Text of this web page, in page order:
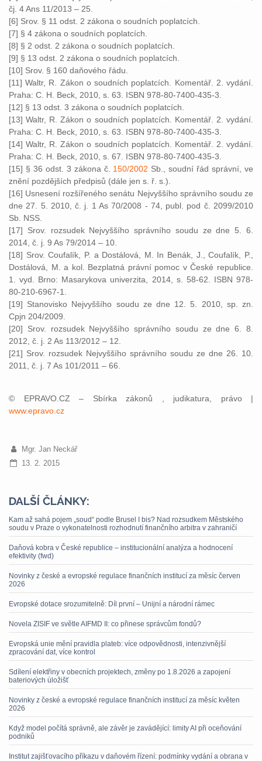
čj. 4 Ans 11/2013 – 25.
[6] Srov. § 11 odst. 2 zákona o soudních poplatcích.
[7] § 4 zákona o soudních poplatcích.
[8] § 2 odst. 2 zákona o soudních poplatcích.
[9] § 13 odst. 2 zákona o soudních poplatcích.
[10] Srov. § 160 daňového řádu.
[11] Waltr, R. Zákon o soudních poplatcích. Komentář. 2. vydání.
Praha: C. H. Beck, 2010, s. 63. ISBN 978-80-7400-435-3.
[12] § 13 odst. 3 zákona o soudních poplatcích.
[13] Waltr, R. Zákon o soudních poplatcích. Komentář. 2. vydání.
Praha: C. H. Beck, 2010, s. 63. ISBN 978-80-7400-435-3.
[14] Waltr, R. Zákon o soudních poplatcích. Komentář. 2. vydání.
Praha: C. H. Beck, 2010, s. 67. ISBN 978-80-7400-435-3.
[15] § 36 odst. 3 zákona č. 150/2002 Sb., soudní řád správní, ve
znění pozdějších předpisů (dále jen s. ř. s.).
[16] Usnesení rozšířeného senátu Nejvyššího správního soudu ze
dne 27. 5. 2010, č. j. 1 As 70/2008 - 74, publ. pod č. 2099/2010
Sb. NSS.
[17] Srov. rozsudek Nejvyššího správního soudu ze dne 5. 6.
2014, č. j. 9 As 79/2014 – 10.
[18] Srov. Coufalík, P. a Dostálová, M. In Benák, J., Coufalík, P.,
Dostálová, M. a kol. Bezplatná právní pomoc v České republice.
1. vyd. Brno: Masarykova univerzita, 2014, s. 58-62. ISBN 978-
80-210-6967-1.
[19] Stanovisko Nejvyššího soudu ze dne 12. 5. 2010, sp. zn.
Cpjn 204/2009.
[20] Srov. rozsudek Nejvyššího správního soudu ze dne 6. 8.
2012, č. j. 2 As 113/2012 – 12.
[21] Srov. rozsudek Nejvyššího správního soudu ze dne 26. 10.
2011, č. j. 7 As 101/2011 – 66.
© EPRAVO.CZ – Sbírka zákonů , judikatura, právo |
www.epravo.cz
Mgr. Jan Neckář
13. 2. 2015
DALŠÍ ČLÁNKY:
Kam až sahá pojem „soud“ podle Brusel I bis? Nad rozsudkem Městského
soudu v Praze o vykonatelnosti rozhodnutí finančního arbitra v zahraničí
Daňová kobra v České republice – institucionální analýza a hodnocení
efektivity (fwd)
Novinky z české a evropské regulace finančních institucí za měsíc červen
2026
Evropské dotace srozumitelně: Díl první – Unijní a národní rámec
Novela ZISIF ve světle AIFMD II: co přinese správcům fondů?
Evropská unie mění pravidla plateb: více odpovědnosti, intenzivnější
zpracování dat, více kontrol
Sdílení elektřiny v obecních projektech, změny po 1.8.2026 a zapojení
bateriových úložišť
Novinky z české a evropské regulace finančních institucí za měsíc květen
2026
Když model počítá správně, ale závěr je zavádějící: limity AI při oceňování
podniků
Institut zajišťovacího příkazu v daňovém řízení: podmínky vydání a obrana v